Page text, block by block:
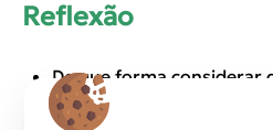
Reflexão
De que forma considerar
sobre um assunto é útil